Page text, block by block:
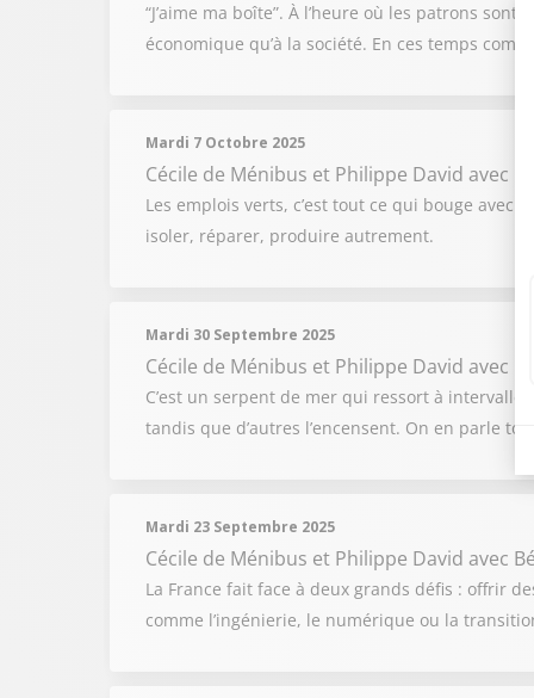
“J’aime ma boîte”. À l’heure où les patrons
économique qu’à la société. En ces temps
Mardi 7 Octobre 2025
Cécile de Ménibus et Philippe David avec
Les emplois verts, c’est tout ce qui bouge
isoler, réparer, produire autrement.
Mardi 30 Septembre 2025
Cécile de Ménibus et Philippe David avec
C’est un serpent de mer qui ressort à
tandis que d’autres l’encensent. On en parle
Mardi 23 Septembre 2025
Cécile de Ménibus et Philippe David avec
La France fait face à deux grands défis : offrir
comme l’ingénierie, le numérique ou la